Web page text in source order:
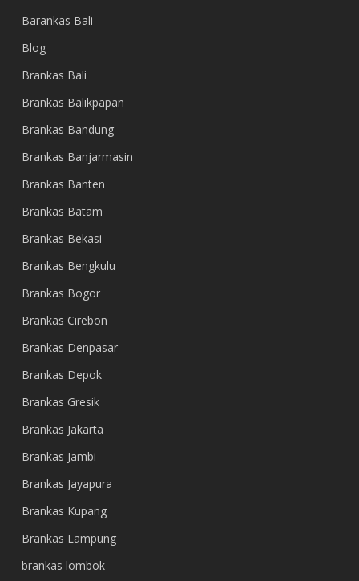
Barankas Bali
Blog
Brankas Bali
Brankas Balikpapan
Brankas Bandung
Brankas Banjarmasin
Brankas Banten
Brankas Batam
Brankas Bekasi
Brankas Bengkulu
Brankas Bogor
Brankas Cirebon
Brankas Denpasar
Brankas Depok
Brankas Gresik
Brankas Jakarta
Brankas Jambi
Brankas Jayapura
Brankas Kupang
Brankas Lampung
brankas lombok